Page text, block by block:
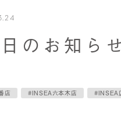
のお知ら
店 #INSEA六本木店 #INSEA